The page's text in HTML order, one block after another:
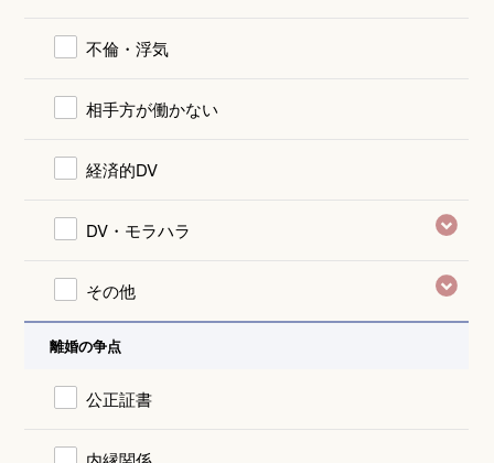
不倫・浮気
相手方が働かない
経済的DV
DV・モラハラ
その他
離婚の争点
公正証書